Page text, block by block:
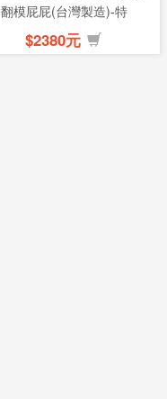
翻模屁屁(台灣製造)-特
$2380元